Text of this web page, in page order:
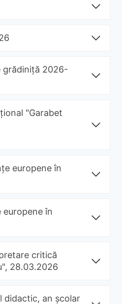
grădiniță 2026-
"Garabet
europene în
europene în
critică
28.03.2026
didactic, an școlar